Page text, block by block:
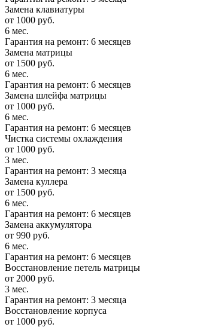
Замена клавиатуры
от 1000 руб.
6 мес.
Гарантия на ремонт: 6 месяцев
Замена матрицы
от 1500 руб.
6 мес.
Гарантия на ремонт: 6 месяцев
Замена шлейфа матрицы
от 1000 руб.
6 мес.
Гарантия на ремонт: 6 месяцев
Чистка системы охлаждения
от 1000 руб.
3 мес.
Гарантия на ремонт: 3 месяца
Замена куллера
от 1500 руб.
6 мес.
Гарантия на ремонт: 6 месяцев
Замена аккумулятора
от 990 руб.
6 мес.
Гарантия на ремонт: 6 месяцев
Восстановление петель матрицы
от 2000 руб.
3 мес.
Гарантия на ремонт: 3 месяца
Восстановление корпуса
от 1000 руб.